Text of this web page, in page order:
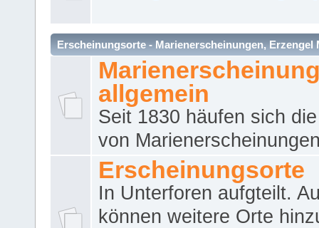
Erscheinungsorte - Marienerscheinungen, Erzengel
allgemein
Seit 1830 häufen sich
von
Erscheinungsorte
In Unterforen aufgteilt.
können weitere Orte